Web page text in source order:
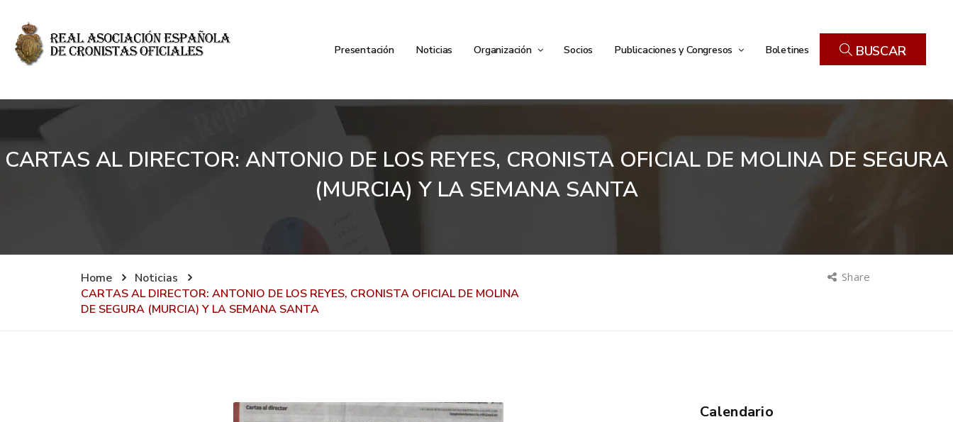
Presentación Noticias Organización Socios Publicaciones y Congresos Boletines BUSCAR
CARTAS AL DIRECTOR: ANTONIO DE LOS REYES, CRONISTA OFICIAL DE MOLINA DE SEGURA
(MURCIA) Y LA SEMANA SANTA
Home
Noticias
CARTAS AL DIRECTOR: ANTONIO DE LOS REYES, CRONISTA OFICIAL DE MOLINA
DE SEGURA (MURCIA) Y LA SEMANA SANTA
Share
Calendario